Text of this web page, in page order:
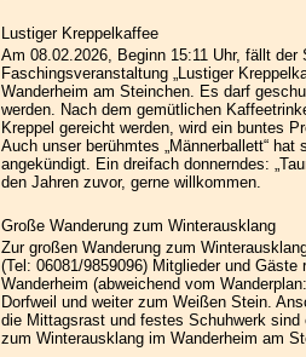
Lustiger Kreppelkaffee
Am 08.02.2026, Beginn 15:11 Uhr, fällt
Faschingsveranstaltung „Lustiger
Wanderheim am Steinchen. Es darf
werden. Nach dem gemütlichen
Kreppel gereicht werden, wird ein buntes
Auch unser berühmtes „Männerballett“ hat
angekündigt. Ein dreifach donnerndes:
den Jahren zuvor, gerne willkommen.
Große Wanderung zum Winterausklang
Zur großen Wanderung zum
(Tel: 06081/9859096) Mitglieder und
Wanderheim (abweichend vom
Dorfweil und weiter zum Weißen Stein.
die Mittagsrast und festes Schuhwerk
zum Winterausklang im Wanderheim am